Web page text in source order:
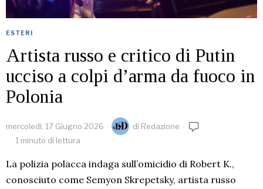
ESTERI
Artista russo e critico di Putin
ucciso a colpi d’arma da fuoco in
Polonia
mercoledì, 17 Giugno 2026 di Redazione
1 minuto di lettura
La polizia polacca indaga sull’omicidio di Robert K.,
conosciuto come Semyon Skrepetsky, artista russo